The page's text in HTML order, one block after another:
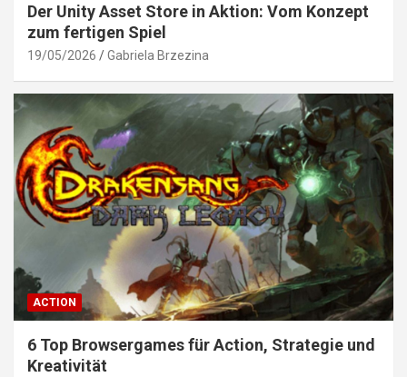
Der Unity Asset Store in Aktion: Vom Konzept
zum fertigen Spiel
19/05/2026 Gabriela Brzezina
ACTION
6 Top Browsergames für Action, Strategie und
Kreativität